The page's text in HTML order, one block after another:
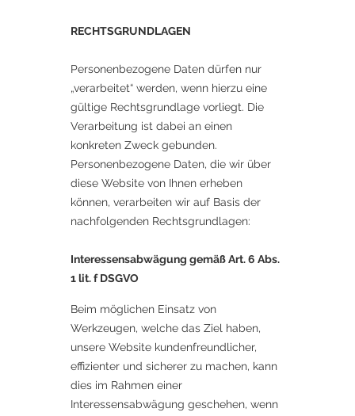
RECHTSGRUNDLAGEN
Personenbezogene Daten dürfen nur
„verarbeitet“ werden, wenn hierzu eine
gültige Rechtsgrundlage vorliegt. Die
Verarbeitung ist dabei an einen
konkreten Zweck gebunden.
Personenbezogene Daten, die wir über
diese Website von Ihnen erheben
können, verarbeiten wir auf Basis der
nachfolgenden Rechtsgrundlagen:
Interessensabwägung gemäß Art. 6 Abs.
1 lit. f DSGVO
Beim möglichen Einsatz von
Werkzeugen, welche das Ziel haben,
unsere Website kundenfreundlicher,
effizienter und sicherer zu machen, kann
dies im Rahmen einer
Interessensabwägung geschehen, wenn